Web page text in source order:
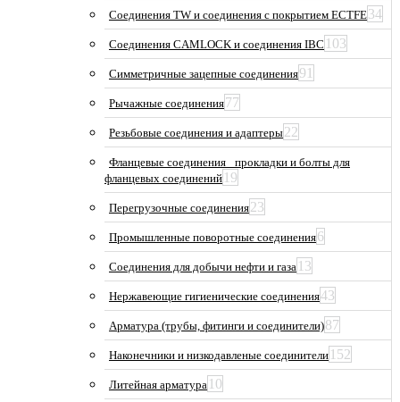
Соединения TW и соединения с покрытием ECTFE34
Соединения CAMLOCK и соединения IBC 103
Симметричные зацепные соединения91
Рычажные соединения77
Резьбовые соединения и адаптеры22
Фланцевые соединения_ прокладки и болты для
фланцевых соединений 19
Перегрузочные соединения23
Промышленные поворотные соединения6
Соединения для добычи нефти и газа 13
Нержавеющие гигиенические соединения43
Арматура (трубы, фитинги и соединители)87
Наконечники и низкодавленые соединители 152
Литейная арматура 10